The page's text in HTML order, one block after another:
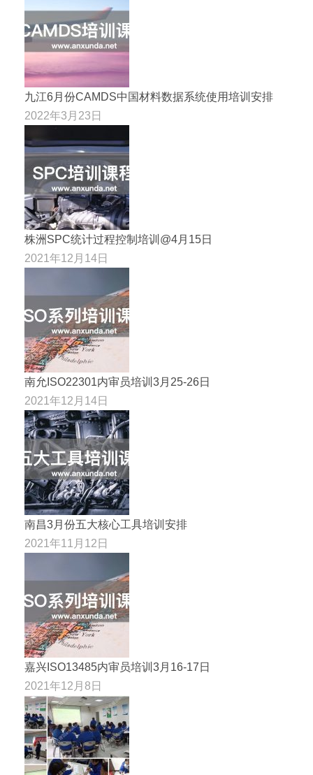
九江6月份CAMDS中国材料数据系统使用培训安排
2022年3月23日
株洲SPC统计过程控制培训@4月15日
2021年12月14日
南允ISO22301内审员培训3月25-26日
2021年12月14日
南昌3月份五大核心工具培训安排
2021年11月12日
嘉兴ISO13485内审员培训3月16-17日
2021年12月8日